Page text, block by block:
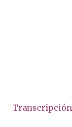
Transcripción